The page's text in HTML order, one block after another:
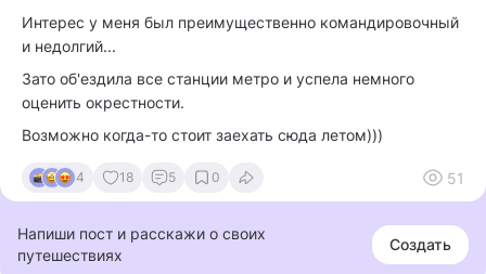
Интерес у меня был преимущественно командировочный
и недолгий...
Зато об'ездила все станции метро и успела немного
оценить окрестности.
Возможно когда-то стоит заехать сюда летом)))
4 18 5 0 51
Напиши пост и расскажи о своих
путешествиях
Создать